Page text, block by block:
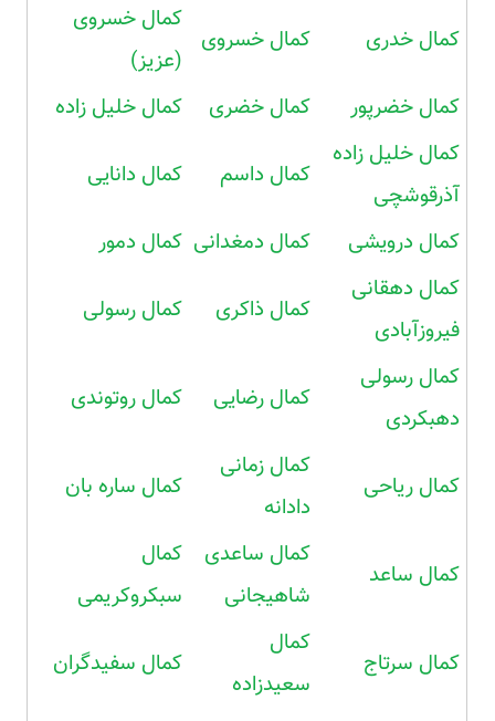
کمال خدری کمال خسروی
کمال خسروی
(عزیز)
کمال خضرپور
کمال خضری
کمال خلیل زاده
کمال خلیل زاده
آذرقوشچی
کمال داسم کمال دانایی
کمال درویشی کمال دمغدانی کمال دمور
کمال دهقانی
فیروزآبادی
کمال ذاکری کمال رسولی
کمال رسولی
دهبکردی
کمال رضایی کمال روتوندی
کمال ریاحی
کمال زمانی
دادانه
کمال ساره بان
کمال ساعد
کمال ساعدی
شاهیجانی
کمال
سبکروکریمی
کمال سرتاج
کمال
سعیدزاده
کمال سفیدگران